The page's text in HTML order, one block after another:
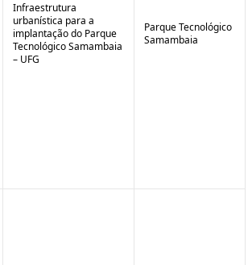
Infraestrutura
urbanística para a
implantação do Parque
Tecnológico Samambaia
– UFG
Parque Tecnológico
Samambaia